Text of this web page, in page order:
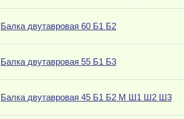
Балка двутавровая 60 Б1 Б2
Балка двутавровая 55 Б1 Б3
Балка двутавровая 45 Б1 Б2 М Ш1 Ш2 Ш3